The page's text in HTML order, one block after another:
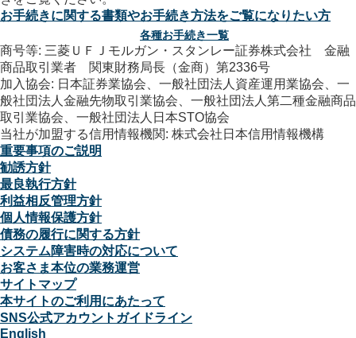
お手続きに関する書類やお手続き方法をご覧になりたい方
各種お手続き一覧
商号等: 三菱ＵＦＪモルガン・スタンレー証券株式会社 金融
商品取引業者 関東財務局長（金商）第2336号
加入協会: 日本証券業協会、一般社団法人資産運用業協会、一
般社団法人金融先物取引業協会、一般社団法人第二種金融商品
取引業協会、一般社団法人日本STO協会
当社が加盟する信用情報機関: 株式会社日本信用情報機構
重要事項のご説明
勧誘方針
最良執行方針
利益相反管理方針
個人情報保護方針
債務の履行に関する方針
システム障害時の対応について
お客さま本位の業務運営
サイトマップ
本サイトのご利用にあたって
SNS公式アカウントガイドライン
English